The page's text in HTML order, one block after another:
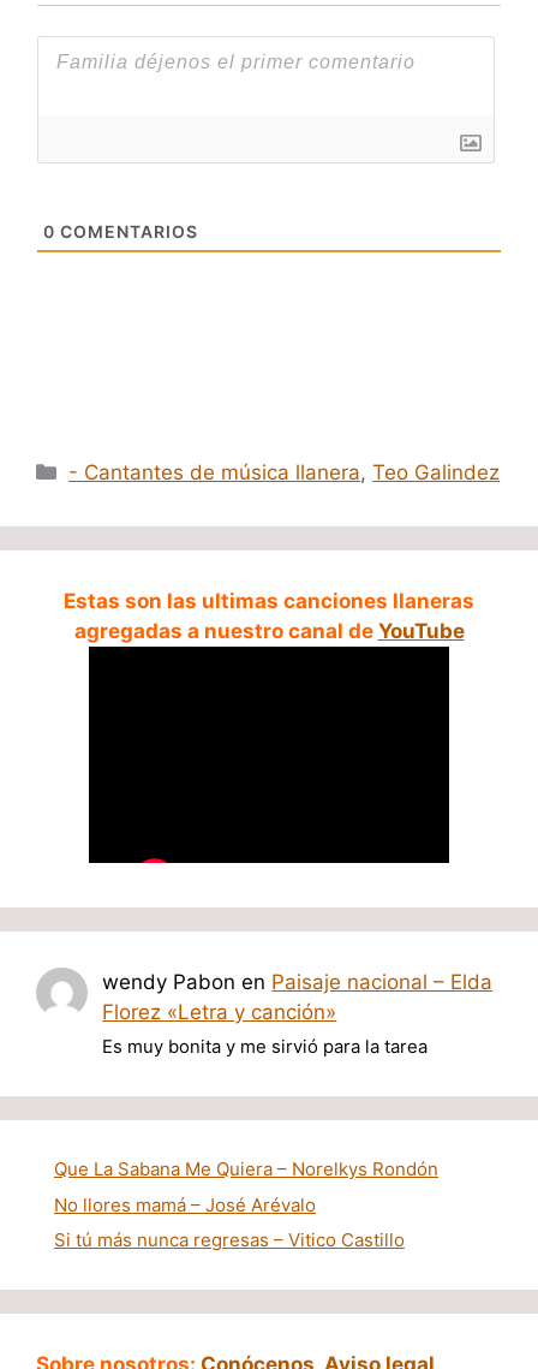
0 COMENTARIOS
Categorías
- Cantantes de música llanera,Teo Galindez
Estas son las ultimas canciones llaneras
agregadas a nuestro canal de YouTube
wendy Pabon en Paisaje nacional – Elda
Florez «Letra y canción»
Es muy bonita y me sirvió para la tarea
Que La Sabana Me Quiera – Norelkys Rondón
No llores mamá – José Arévalo
Si tú más nunca regresas – Vitico Castillo
Sobre nosotros: Conócenos Aviso legal